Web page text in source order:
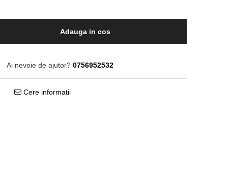
Adauga in cos
Ai nevoie de ajutor? 0756952532
Cere informatii